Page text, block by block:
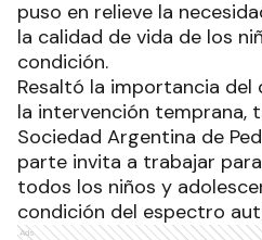
puso en relieve la
la calidad de vida de los
condición.
Resaltó la importancia
la intervención temprana,
Sociedad Argentina de
parte invita a trabajar
todos los niños y
condición del espectro
Ads